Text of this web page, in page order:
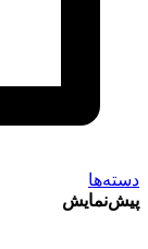
دسته‌ها
پیش‌نمایش